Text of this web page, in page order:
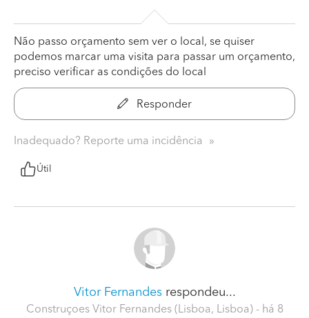
Não passo orçamento sem ver o local, se quiser
podemos marcar uma visita para passar um orçamento,
preciso verificar as condições do local
Responder
Inadequado? Reporte uma incidência
Útil
Vitor Fernandesrespondeu...
Construçoes Vitor Fernandes (Lisboa, Lisboa) - há 8